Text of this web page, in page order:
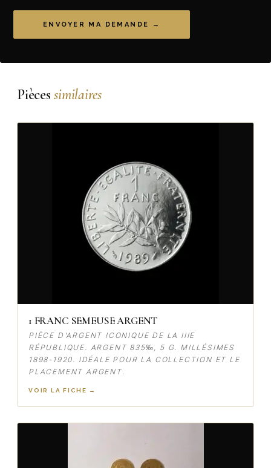
ENVOYER MA DEMANDE →
Piècessimilaires
1 FRANC SEMEUSE ARGENT
PIÈCE D'ARGENT ICONIQUE DE LA IIIE
RÉPUBLIQUE. ARGENT 835‰, 5 G. MILLÉSIMES
1898-1920. IDÉALE POUR LA COLLECTION ET LE
PLACEMENT ARGENT.
VOIR LA FICHE →